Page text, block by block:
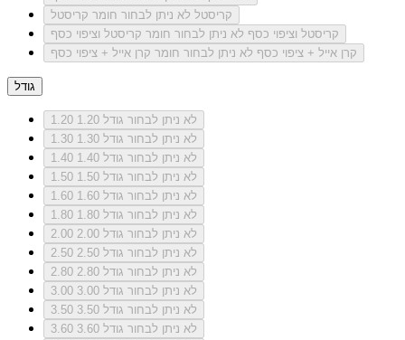
קריסטל לא ניתן לבחור חומר קריסטל
קריסטל וציפוי כסף לא ניתן לבחור חומר קריסטל וציפוי כסף
קרן אייל + ציפוי כסף לא ניתן לבחור חומר קרן אייל + ציפוי כסף
גודל
1.20
לא ניתן לבחור גודל 1.20
1.30
לא ניתן לבחור גודל 1.30
1.40
לא ניתן לבחור גודל 1.40
1.50
לא ניתן לבחור גודל 1.50
1.60
לא ניתן לבחור גודל 1.60
1.80
לא ניתן לבחור גודל 1.80
2.00
לא ניתן לבחור גודל 2.00
2.50
לא ניתן לבחור גודל 2.50
2.80
לא ניתן לבחור גודל 2.80
3.00
לא ניתן לבחור גודל 3.00
3.50
לא ניתן לבחור גודל 3.50
3.60
לא ניתן לבחור גודל 3.60